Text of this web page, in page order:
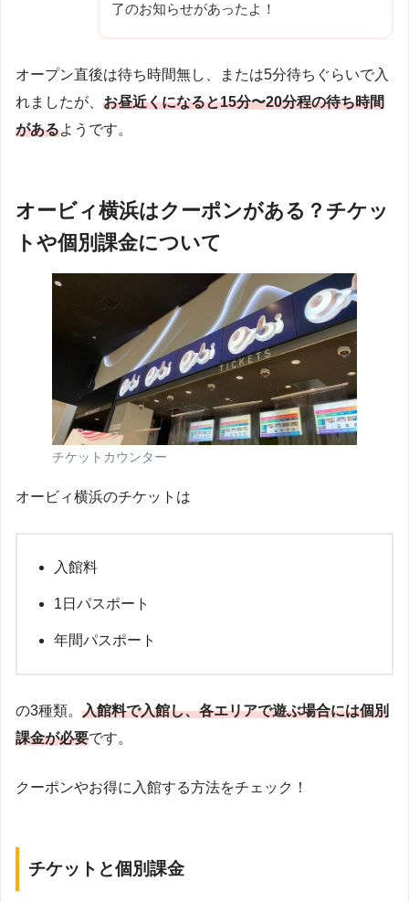
了のお知らせがあったよ！
オープン直後は待ち時間無し、または5分待ちぐらいで入
れましたが、 お昼近くになると15分〜20分程の待ち時間
があるようです。
オービィ横浜はクーポンがある？チケッ
トや個別課金について
チケットカウンター
オービィ横浜のチケットは
入館料
1日パスポート
年間パスポート
の3種類。 入館料で入館し、各エリアで遊ぶ場合には個別
課金が必要です。
クーポンやお得に入館する方法をチェック！
チケットと個別課金